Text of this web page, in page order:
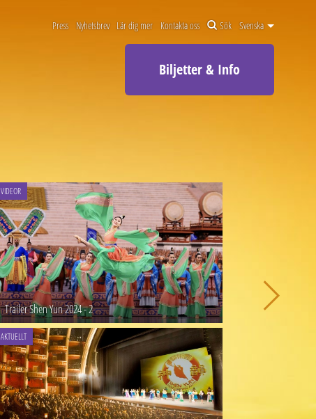
Press Nyhetsbrev Lär dig mer Kontakta oss Sök Svenska
Biljetter & Info
VIDEOR
Trailer Shen Yun 2024 - 2
AKTUELLT